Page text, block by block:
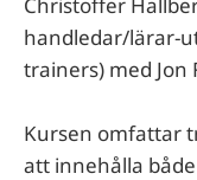
handledar/lärar-
trainers) med Jon
Kursen omfattar
att innehålla